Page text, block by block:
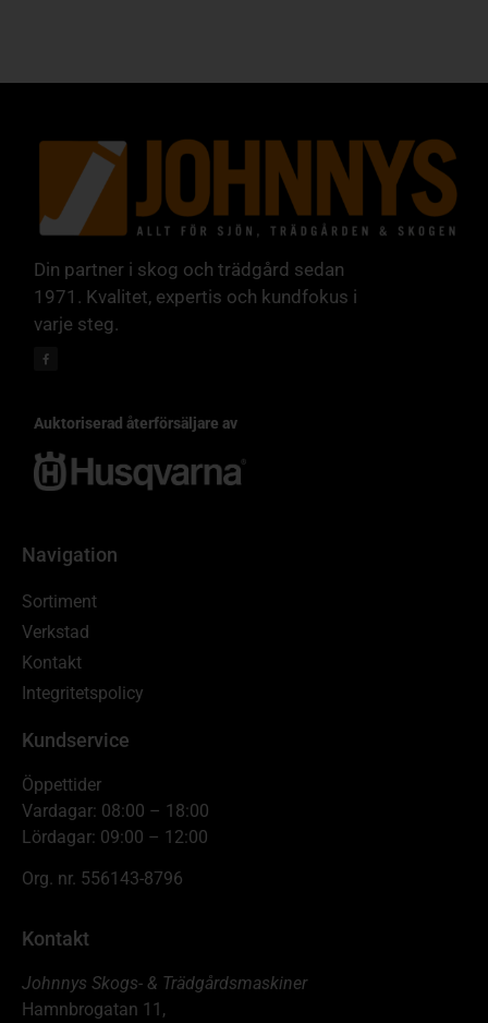
Din partner i skog och trädgård sedan
1971. Kvalitet, expertis och kundfokus i
varje steg.
Auktoriserad återförsäljare av
Navigation
Sortiment
Verkstad
Kontakt
Integritetspolicy
Kundservice
Öppettider
Vardagar: 08:00 – 18:00
Lördagar: 09:00 – 12:00
Org. nr. 556143-8796
Kontakt
Johnnys Skogs- & Trädgårdsmaskiner
Hamnbrogatan 11,